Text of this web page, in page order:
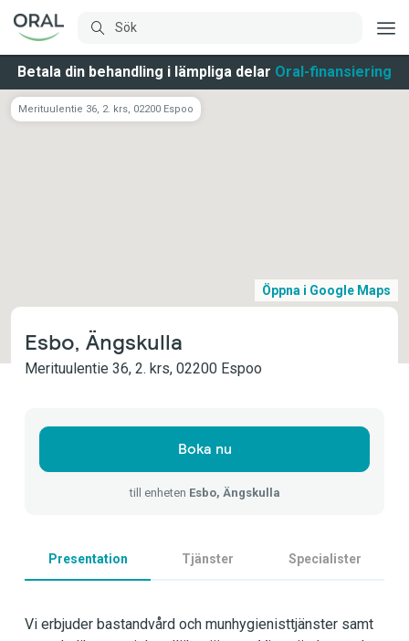
Betala din behandling i lämpliga delar Oral-finansiering
Merituulentie 36, 2. krs, 02200 Espoo
Öppna i Google Maps
Esbo, Ängskulla
Merituulentie 36, 2. krs, 02200 Espoo
Boka nu
till enheten Esbo, Ängskulla
Presentation Tjänster Specialister
Vi erbjuder bastandvård och munhygienisttjänster samt